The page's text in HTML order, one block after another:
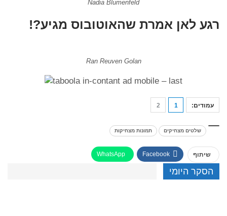
Nadia Blumenfeld
רגע לאן אמרת שהאוטובוס מגיע?!
Ran Reuven Golan
עמודים: 1
2
שלטים מצחיקים תמונות מצחיקות
שיתוף Facebook
WhatsApp
הסקר היומי